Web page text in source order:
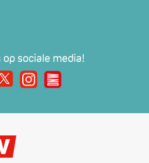
op sociale media!
InstagramDe Nieuwe Werker